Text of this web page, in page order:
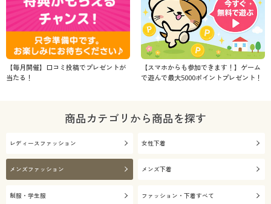
【毎月開催】口コミ投稿でプレゼントが
当たる！
【スマホからも参加できます！】ゲーム
で遊んで最大5000ポイントプレゼント！
商品カテゴリから商品を探す
レディースファッション 女性下着
メンズファッション メンズ下着
制服・学生服 ファッション・下着すべて